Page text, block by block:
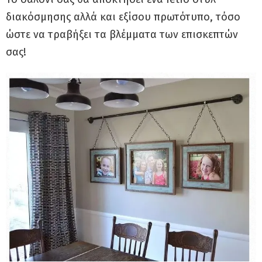
διακόσμησης αλλά και εξίσου πρωτότυπο, τόσο
ώστε να τραβήξει τα βλέμματα των επισκεπτών
σας!